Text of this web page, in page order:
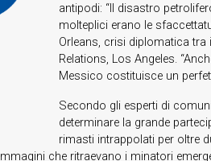
antipodi: “Il disastro
molteplici erano le
Orleans, crisi diplomatica tra
Relations, Los Angeles.
Messico costituisce un
Secondo gli esperti di
determinare la grande
rimasti intrappolati per oltre
che ritraevano i minatori